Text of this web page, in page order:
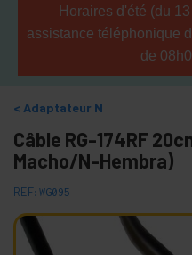
Horaires d'été (du
assistance téléphonique
de
Adaptateur N
Câble RG-174RF
Macho/N-Hembra)
REF: WG095